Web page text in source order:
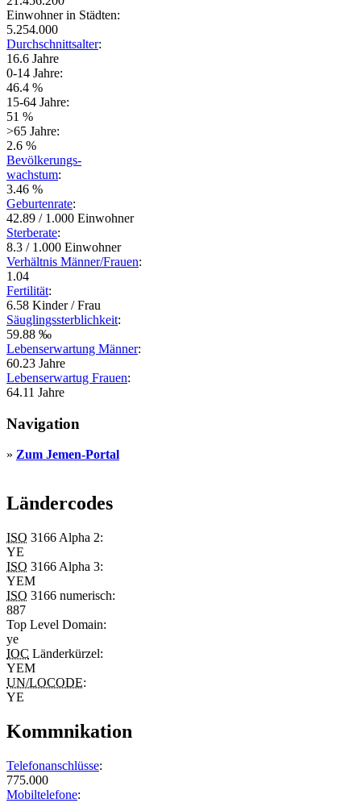
Einwohner in Städten:
5.254.000
Durchschnittsalter:
16.6 Jahre
0-14 Jahre:
46.4 %
15-64 Jahre:
51 %
>65 Jahre:
2.6 %
Bevölkerungs-
wachstum:
3.46 %
Geburtenrate:
42.89 / 1.000 Einwohner
Sterberate:
8.3 / 1.000 Einwohner
Verhältnis Männer/Frauen:
1.04
Fertilität:
6.58 Kinder / Frau
Säuglingssterblichkeit:
59.88 ‰
Lebenserwartung Männer:
60.23 Jahre
Lebenserwartug Frauen:
64.11 Jahre
Navigation
» Zum Jemen-Portal
Ländercodes
ISO 3166 Alpha 2:
YE
ISO 3166 Alpha 3:
YEM
ISO 3166 numerisch:
887
Top Level Domain:
ye
IOC Länderkürzel:
YEM
UN/LOCODE:
YE
Kommnikation
Telefonanschlüsse:
775.000
Mobiltelefone: